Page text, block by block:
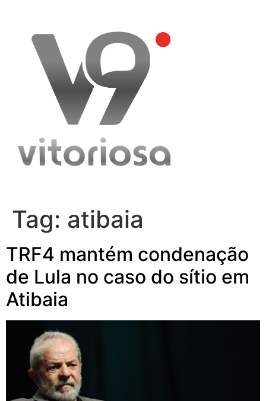
content
Tag: atibaia
TRF4 mantém condenação
de Lula no caso do sítio em
Atibaia